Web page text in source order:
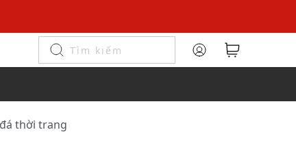
đá thời trang